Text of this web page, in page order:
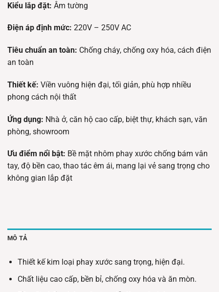
Kiểu lắp đặt: Âm tường
Điện áp định mức: 220V – 250V AC
Tiêu chuẩn an toàn: Chống cháy, chống oxy hóa, cách điện
an toàn
Thiết kế: Viền vuông hiện đại, tối giản, phù hợp nhiều
phong cách nội thất
Ứng dụng: Nhà ở, căn hộ cao cấp, biệt thự, khách sạn, văn
phòng, showroom
Ưu điểm nổi bật: Bề mặt nhôm phay xước chống bám vân
tay, độ bền cao, thao tác êm ái, mang lại vẻ sang trọng cho
không gian lắp đặt
MÔ TẢ
Thiết kế kim loại phay xước sang trọng, hiện đại.
Chất liệu cao cấp, bền bỉ, chống oxy hóa và ăn mòn.